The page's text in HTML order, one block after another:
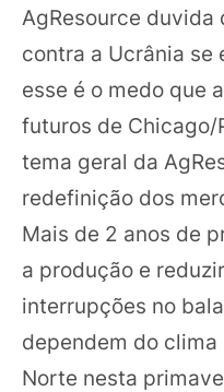
AgResource duvida
contra a Ucrânia se
esse é o medo que
futuros de Chicago/
tema geral da
redefinição dos
Mais de 2 anos de
a produção e
interrupções no
dependem do
Norte nesta